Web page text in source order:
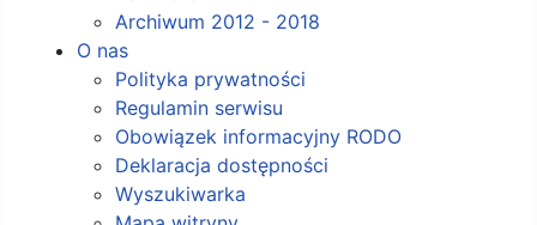
Archiwum 2012 - 2018
O nas
Polityka prywatności
Regulamin serwisu
Obowiązek informacyjny RODO
Deklaracja dostępności
Wyszukiwarka